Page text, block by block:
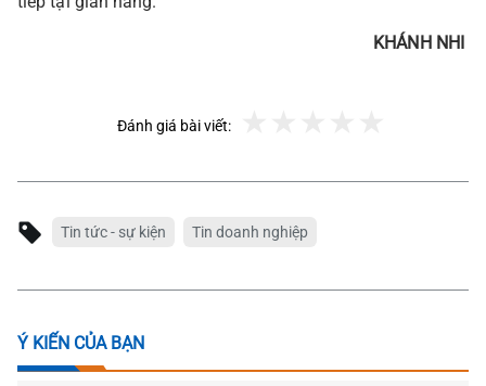
KHÁNH NHI
Đánh giá bài viết:
Tin tức - sự kiện Tin doanh nghiệp
Ý KIẾN CỦA BẠN